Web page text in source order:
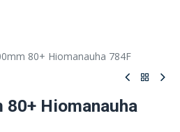
80+ Hiomanauha 784F
Hiomanauha